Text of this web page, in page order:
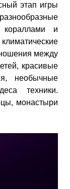
этап игры
кораллами и
между
красивые
необычные
техники.
монастыри